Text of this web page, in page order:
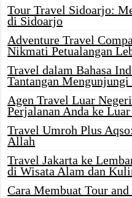
Tour Travel Sidoarjo:
di Sidoarjo
Adventure Travel
Nikmati Petualangan
Travel dalam Bahasa
Tantangan
Agen Travel Luar
Perjalanan Anda ke
Travel Umroh Plus
Allah
Travel Jakarta ke
di Wisata Alam dan
Cara Membuat Tour and